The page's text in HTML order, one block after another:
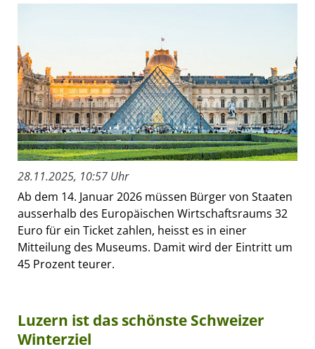
28.11.2025, 10:57 Uhr
Ab dem 14. Januar 2026 müssen Bürger von Staaten
ausserhalb des Europäischen Wirtschaftsraums 32
Euro für ein Ticket zahlen, heisst es in einer
Mitteilung des Museums. Damit wird der Eintritt um
45 Prozent teurer.
Luzern ist das schönste Schweizer
Winterziel